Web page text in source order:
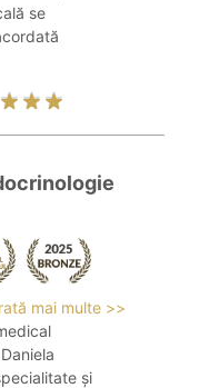
se
mai multe >>
și